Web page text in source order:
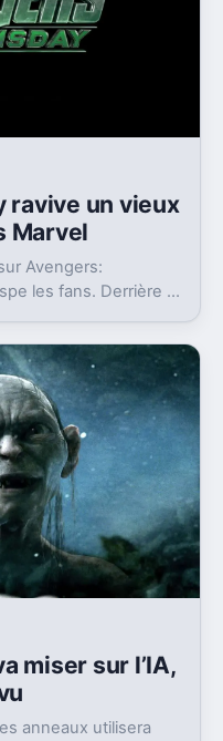
ravive un vieux
Marvel
Avengers:
les fans. Derrière la
miser sur l’IA,
anneaux utilisera